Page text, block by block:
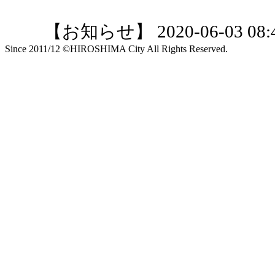
【お知らせ】 2020-06-03
Since 2011/12 ©HIROSHIMA City All Rights Reserved.